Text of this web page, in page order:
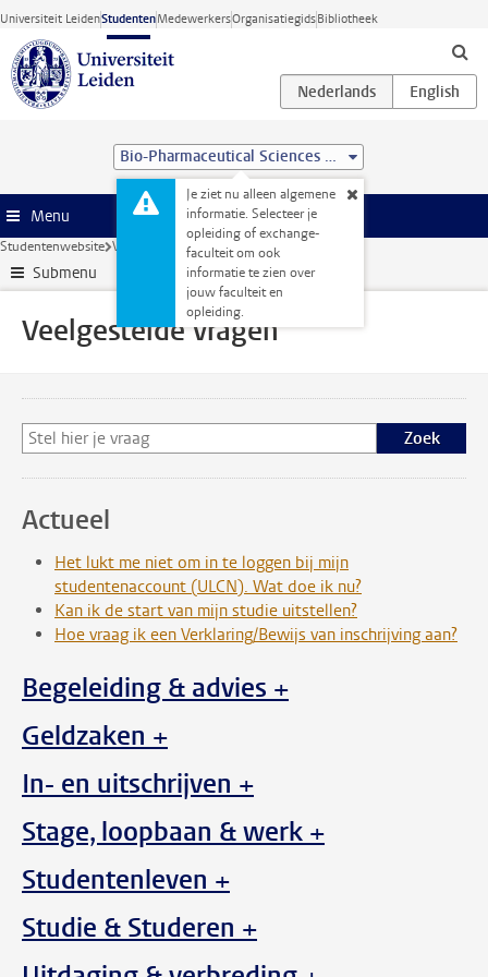
Ga direct naar de inhoud
Universiteit LeidenStudentenMedewerkersOrganisatiegidsBibliotheek
Bio-Pharmaceutical Sciences (MSc)
Je ziet nu alleen algemene
informatie. Selecteer je
opleiding of exchange-
faculteit om ook
informatie te zien over
jouw faculteit en
opleiding.
Menu
Studentenwebsite Veelgestelde vragen
Submenu
Veelgestelde vragen
Zoek
Actueel
Het lukt me niet om in te loggen bij mijn
studentenaccount (ULCN). Wat doe ik nu?
Kan ik de start van mijn studie uitstellen?
Hoe vraag ik een Verklaring/Bewijs van inschrijving aan?
Begeleiding & advies +
Geldzaken +
In- en uitschrijven +
Stage, loopbaan & werk +
Studentenleven +
Studie & Studeren +